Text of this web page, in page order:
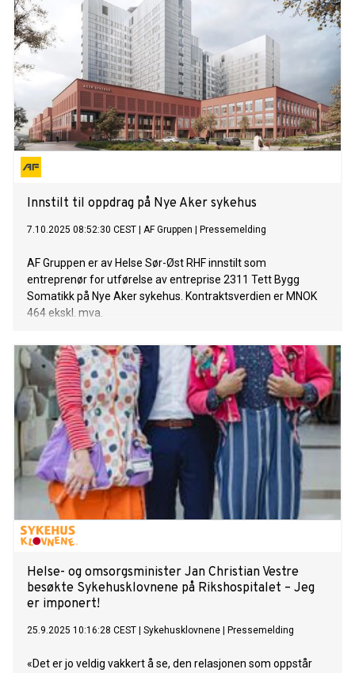
Innstilt til oppdrag på Nye Aker sykehus
7.10.2025 08:52:30 CEST AF Gruppen Pressemelding
AF Gruppen er av Helse Sør-Øst RHF innstilt som
entreprenør for utførelse av entreprise 2311 Tett Bygg
Somatikk på Nye Aker sykehus. Kontraktsverdien er MNOK
464 ekskl. mva.
Helse- og omsorgsminister Jan Christian Vestre
besøkte Sykehusklovnene på Rikshospitalet – Jeg
er imponert!
25.9.2025 10:16:28 CEST Sykehusklovnene Pressemelding
«Det er jo veldig vakkert å se, den relasjonen som oppstår